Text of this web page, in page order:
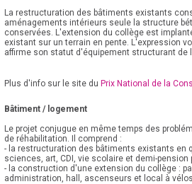
La restructuration des bâtiments existants
aménagements intérieurs seule la structure
conservées. L'extension du collège est
existant sur un terrain en pente. L'expression
affirme son statut d'équipement structurant de
Plus d'info sur le site du Prix National de la
Bâtiment / logement
Le projet conjugue en même temps des
de réhabilitation. Il comprend :
- la restructuration des bâtiments existants en
sciences, art, CDI, vie scolaire et demi-pension
- la construction d'une extension du collège :
administration, hall, ascenseurs et local à